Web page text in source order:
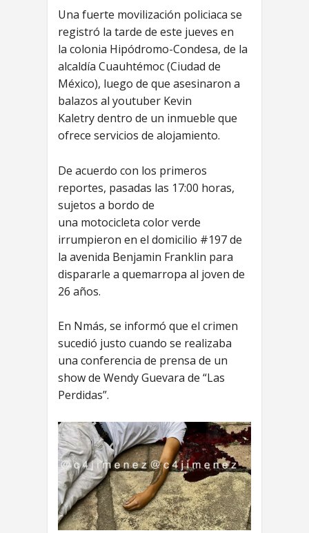
Una fuerte movilización policiaca se
registró la tarde de este jueves en
la colonia Hipódromo-Condesa, de la
alcaldía Cuauhtémoc (Ciudad de
México), luego de que asesinaron a
balazos al youtuber Kevin
Kaletry dentro de un inmueble que
ofrece servicios de alojamiento.
De acuerdo con los primeros
reportes, pasadas las 17:00 horas,
sujetos a bordo de
una motocicleta color verde
irrumpieron en el domicilio #197 de
la avenida Benjamin Franklin para
dispararle a quemarropa al joven de
26 años.
En Nmás, se informó que el crimen
sucedió justo cuando se realizaba
una conferencia de prensa de un
show de Wendy Guevara de “Las
Perdidas”.